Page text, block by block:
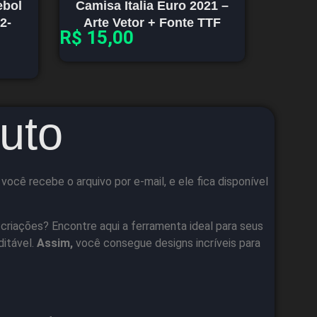
Camisa Italia Euro 2021 –
Arte Vetor + Fonte TTF
R$ 15,00
recebe o arquivo por e-mail, e ele fica disponível
Encontre aqui a ferramenta ideal para seus
Assim, você consegue designs incríveis para